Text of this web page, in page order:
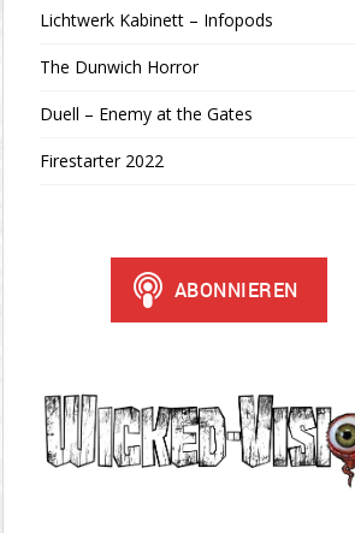
Lichtwerk Kabinett – Infopods
The Dunwich Horror
Duell – Enemy at the Gates
Firestarter 2022